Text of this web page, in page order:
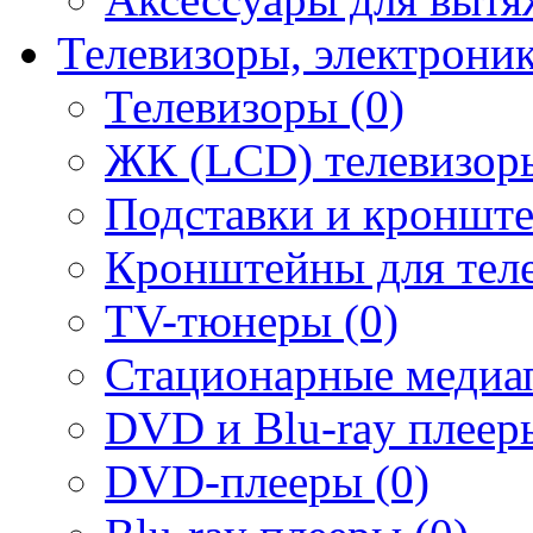
Телевизоры,
Телевизоры (0)
ЖК (LCD)
Подставки и
Кронштейны для
TV-тюнеры (0)
Стационарные
DVD и Blu-ray
DVD-плееры (0)